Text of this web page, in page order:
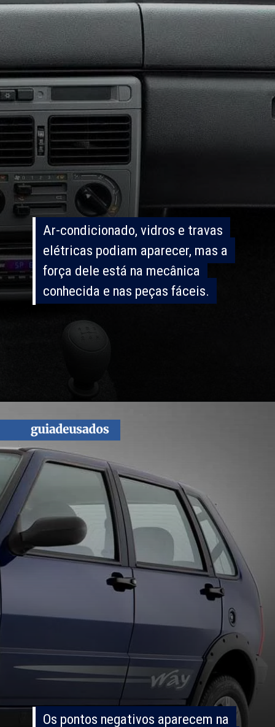
Ar-condicionado, vidros e travas
elétricas podiam aparecer, mas a
força dele está na mecânica
conhecida e nas peças fáceis.
Ar-condicionado, vidros e travas
elétricas podiam aparecer, mas a
força dele está na mecânica
conhecida e nas peças fáceis.
Os pontos negativos aparecem na
Os pontos negativos aparecem na